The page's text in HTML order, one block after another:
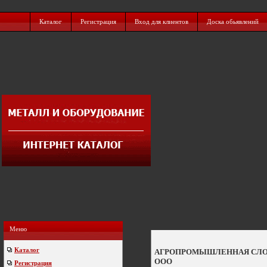
Каталог Регистрация Вход для клиентов Доска обьявлений
Меню
Каталог
Регистрация
АГРОПРОМЫШЛЕННАЯ
ООО